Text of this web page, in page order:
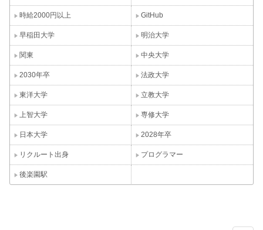
時給2000円以上 GitHub
早稲田大学 明治大学
関東 中央大学
2030年卒 法政大学
東洋大学 立教大学
上智大学 専修大学
日本大学 2028年卒
リクルート出身 プログラマー
後楽園駅